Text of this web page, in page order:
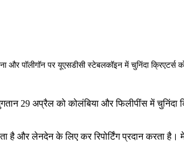
और पॉलीगॉन पर यूएसडीसी स्टेबलकॉइन में चुनिंदा
29 अप्रैल को कोलंबिया और फिलीपींस में
है और लेनदेन के लिए कर रिपोर्टिंग प्रदान करता